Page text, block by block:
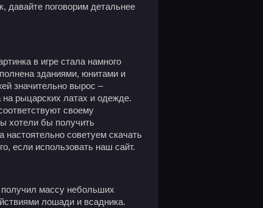
давайте поговорим детальнее
в игре стала намного
зданиями, юнитами и
значительно вырос –
рыцарских латах и одежде.
своему
хотели бы получить
настоятельно советуем скачать
если использовать наш сайт.
получил массу небольших
лошади и всадника.